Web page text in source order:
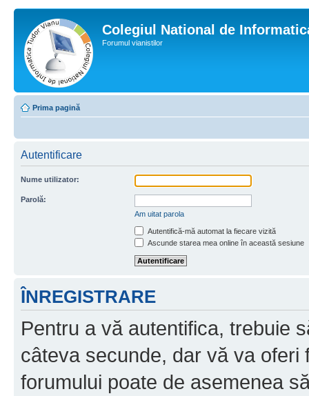
Colegiul National de
Forumul vianistilor
Prima pagină
Autentificare
Nume utilizator:
Parolă:
Am uitat parola
Autentifică-mă automat la fiecare vizită
Ascunde starea mea online în această sesiune
ÎNREGISTRARE
Pentru a vă autentifica, trebuie
câteva secunde, dar vă va oferi
forumului poate de asemenea